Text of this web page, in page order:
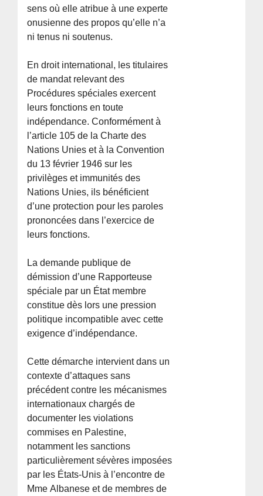
sens où elle atribue à une experte
onusienne des propos qu’elle n’a
ni tenus ni soutenus.
En droit international, les titulaires
de mandat relevant des
Procédures spéciales exercent
leurs fonctions en toute
indépendance. Conformément à
l’article 105 de la Charte des
Nations Unies et à la Convention
du 13 février 1946 sur les
privilèges et immunités des
Nations Unies, ils bénéficient
d’une protection pour les paroles
prononcées dans l’exercice de
leurs fonctions.
La demande publique de
démission d’une Rapporteuse
spéciale par un État membre
constitue dès lors une pression
politique incompatible avec cette
exigence d’indépendance.
Cette démarche intervient dans un
contexte d’attaques sans
précédent contre les mécanismes
internationaux chargés de
documenter les violations
commises en Palestine,
notamment les sanctions
particulièrement sévères imposées
par les États-Unis à l’encontre de
Mme Albanese et de membres de